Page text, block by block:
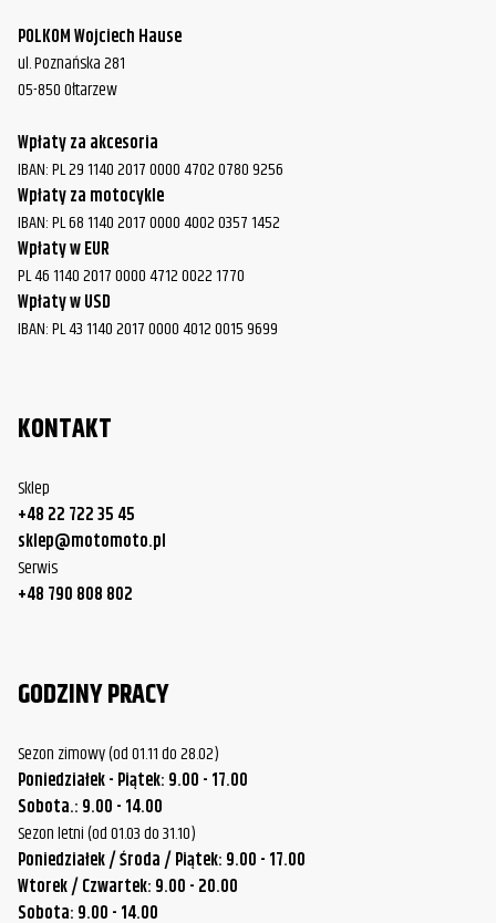
POLKOM Wojciech Hause
ul. Poznańska 281
05-850 Ołtarzew
Wpłaty za akcesoria
IBAN: PL 29 1140 2017 0000 4702 0780 9256
Wpłaty za motocykle
IBAN: PL 68 1140 2017 0000 4002 0357 1452
Wpłaty w EUR
PL 46 1140 2017 0000 4712 0022 1770
Wpłaty w USD
IBAN: PL 43 1140 2017 0000 4012 0015 9699
KONTAKT
Sklep
+48 22 722 35 45
sklep@motomoto.pl
Serwis
+48 790 808 802
GODZINY PRACY
Sezon zimowy (od 01.11 do 28.02)
Poniedziałek - Piątek: 9.00 - 17.00
Sobota.: 9.00 - 14.00
Sezon letni (od 01.03 do 31.10)
Poniedziałek / Środa / Piątek: 9.00 - 17.00
Wtorek / Czwartek: 9.00 - 20.00
Sobota: 9.00 - 14.00